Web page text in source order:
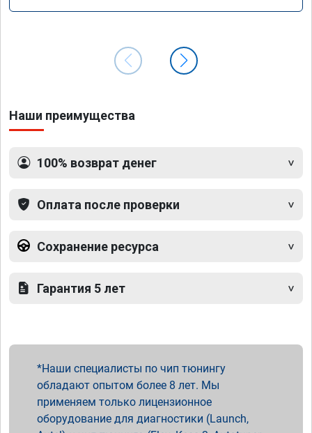
Наши преимущества
100% возврат денег
Оплата после проверки
Сохранение ресурса
Гарантия 5 лет
Наши специалисты по чип тюнингу
обладают опытом более 8 лет. Мы
применяем только лицензионное
оборудование для диагностики (Launch,